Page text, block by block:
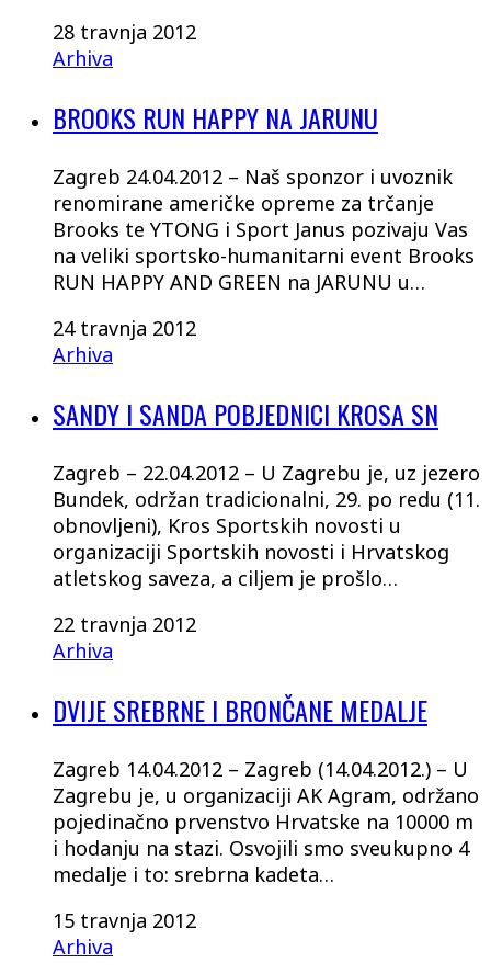
28 travnja 2012
Arhiva
BROOKS RUN HAPPY NA JARUNU
Zagreb 24.04.2012 – Naš sponzor i uvoznik
renomirane američke opreme za trčanje
Brooks te YTONG i Sport Janus pozivaju Vas
na veliki sportsko-humanitarni event Brooks
RUN HAPPY AND GREEN na JARUNU u…
24 travnja 2012
Arhiva
SANDY I SANDA POBJEDNICI KROSA SN
Zagreb – 22.04.2012 – U Zagrebu je, uz jezero
Bundek, održan tradicionalni, 29. po redu (11.
obnovljeni), Kros Sportskih novosti u
organizaciji Sportskih novosti i Hrvatskog
atletskog saveza, a ciljem je prošlo…
22 travnja 2012
Arhiva
DVIJE SREBRNE I BRONČANE MEDALJE
Zagreb 14.04.2012 – Zagreb (14.04.2012.) – U
Zagrebu je, u organizaciji AK Agram, održano
pojedinačno prvenstvo Hrvatske na 10000 m
i hodanju na stazi. Osvojili smo sveukupno 4
medalje i to: srebrna kadeta…
15 travnja 2012
Arhiva